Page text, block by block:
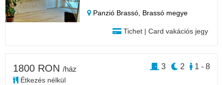
Panzió Brassó, Brassó megye
Tichet | Card vakációs jegy
1800 RON /ház
Étkezés nélkül
1 - 8
2
3